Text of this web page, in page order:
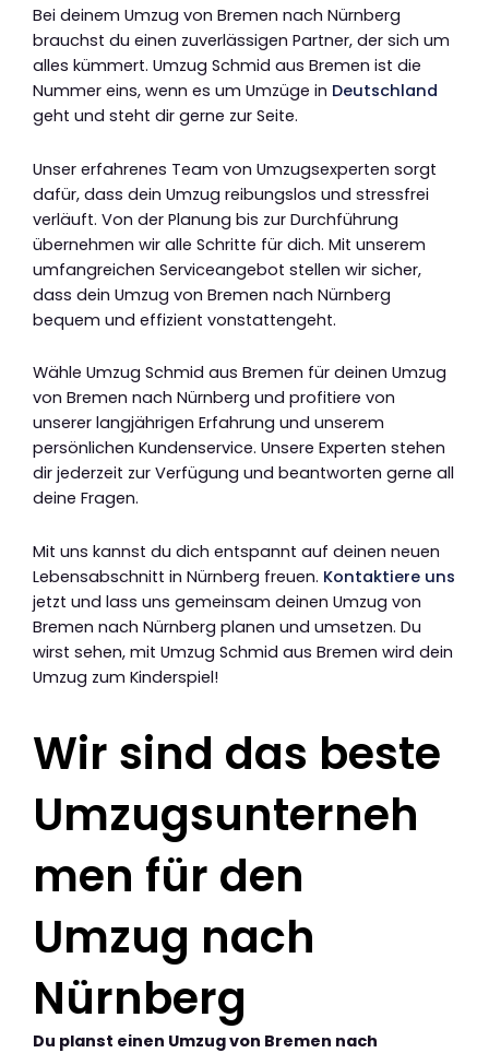
Bei deinem Umzug von Bremen nach Nürnberg
brauchst du einen zuverlässigen Partner, der sich um
alles kümmert. Umzug Schmid aus Bremen ist die
Nummer eins, wenn es um Umzüge in Deutschland
geht und steht dir gerne zur Seite.
Unser erfahrenes Team von Umzugsexperten sorgt
dafür, dass dein Umzug reibungslos und stressfrei
verläuft. Von der Planung bis zur Durchführung
übernehmen wir alle Schritte für dich. Mit unserem
umfangreichen Serviceangebot stellen wir sicher,
dass dein Umzug von Bremen nach Nürnberg
bequem und effizient vonstattengeht.
Wähle Umzug Schmid aus Bremen für deinen Umzug
von Bremen nach Nürnberg und profitiere von
unserer langjährigen Erfahrung und unserem
persönlichen Kundenservice. Unsere Experten stehen
dir jederzeit zur Verfügung und beantworten gerne all
deine Fragen.
Mit uns kannst du dich entspannt auf deinen neuen
Lebensabschnitt in Nürnberg freuen. Kontaktiere uns
jetzt und lass uns gemeinsam deinen Umzug von
Bremen nach Nürnberg planen und umsetzen. Du
wirst sehen, mit Umzug Schmid aus Bremen wird dein
Umzug zum Kinderspiel!
Wir sind das beste
Umzugsunterneh
men für den
Umzug nach
Nürnberg
Du planst einen Umzug von Bremen nach